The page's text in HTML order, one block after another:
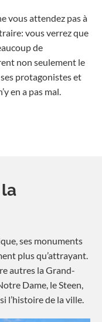
vous attendez pas à
vous verrez que
de
non seulement le
protagonistes et
en a pas mal.
ses monuments
plus qu’attrayant.
autres la Grand-
Dame, le Steen,
l’histoire de la ville.